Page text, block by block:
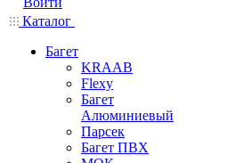
Каталог
Багет
KRAAB
Flexy
Багет
Алюминиевый
Парсек
Багет ПВХ